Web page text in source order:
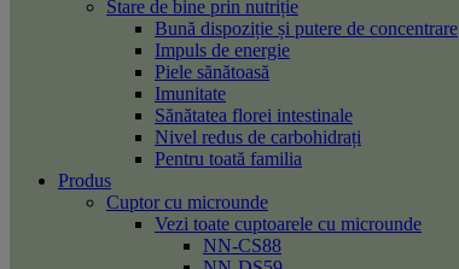
Stare de bine prin nutriție
Bună dispoziție și putere de concentrare
Impuls de energie
Piele sănătoasă
Imunitate
Sănătatea florei intestinale
Nivel redus de carbohidrați
Pentru toată familia
Produs
Cuptor cu microunde
Vezi toate cuptoarele cu microunde
NN-CS88